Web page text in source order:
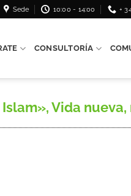
Sede 10:00 - 14:00 +
CONSULTORÍA
Vida nueva,